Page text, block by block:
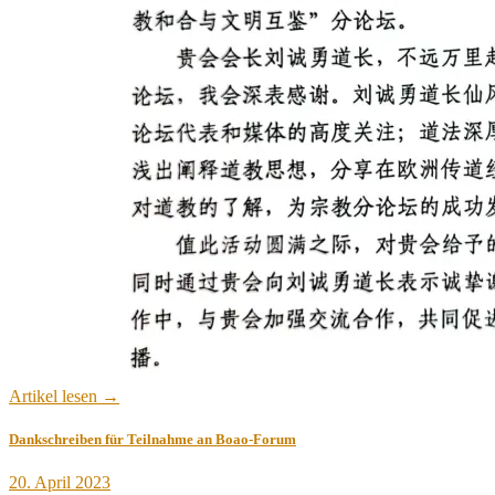
Artikel lesen →
Dankschreiben für Teilnahme an Boao-Forum
Veröffentlicht
20. April 2023